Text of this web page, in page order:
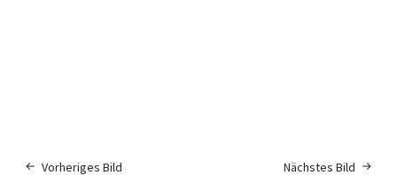
Nächstes Bild
Vorheriges Bild